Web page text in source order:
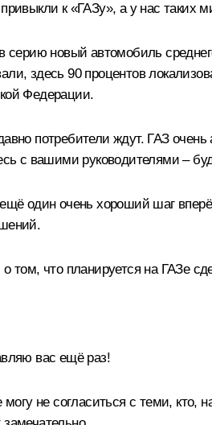
к «ГАЗу», а у нас таких
серию новый автомобиль
здесь 90 процентов
Федерации.
потребители ждут. ГАЗ очень
с вашими руководителями –
один очень хороший шаг
том, что планируется на ГАЗе
вас ещё раз!
могу не согласиться с теми,